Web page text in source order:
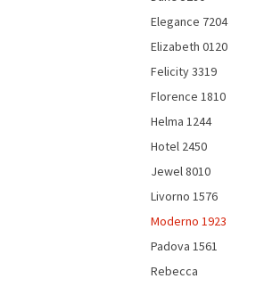
Elegance 7204
Elizabeth 0120
Felicity 3319
Florence 1810
Helma 1244
Hotel 2450
Jewel 8010
Livorno 1576
Moderno 1923
Padova 1561
Rebecca